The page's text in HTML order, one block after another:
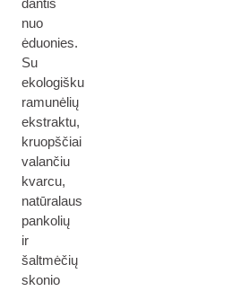
dantis
nuo
ėduonies.
Su
ekologišku
ramunėlių
ekstraktu,
kruopščiai
valančiu
kvarcu,
natūralaus
pankolių
ir
šaltmėčių
skonio